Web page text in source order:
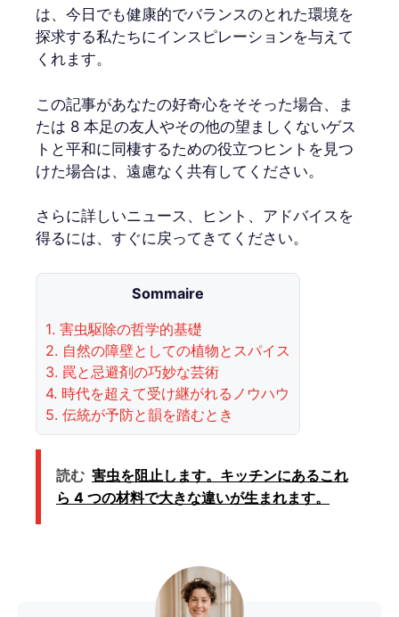
は、今日でも健康的でバランスのとれた環境を
探求する私たちにインスピレーションを与えて
くれます。
この記事があなたの好奇心をそそった場合、ま
たは 8 本足の友人やその他の望ましくないゲス
トと平和に同棲するための役立つヒントを見つ
けた場合は、遠慮なく共有してください。
さらに詳しいニュース、ヒント、アドバイスを
得るには、すぐに戻ってきてください。
Sommaire
1. 害虫駆除の哲学的基礎
2. 自然の障壁としての植物とスパイス
3. 罠と忌避剤の巧妙な芸術
4. 時代を超えて受け継がれるノウハウ
5. 伝統が予防と韻を踏むとき
読む 害虫を阻止します。キッチンにあるこれ
ら 4 つの材料で大きな違いが生まれます。